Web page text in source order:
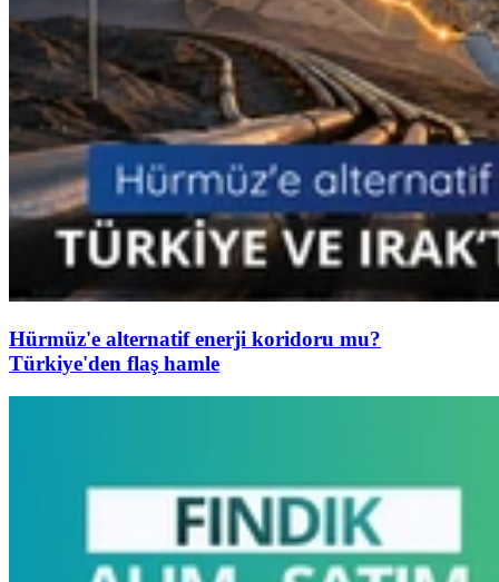
Hürmüz'e alternatif enerji koridoru mu?
Türkiye'den flaş hamle